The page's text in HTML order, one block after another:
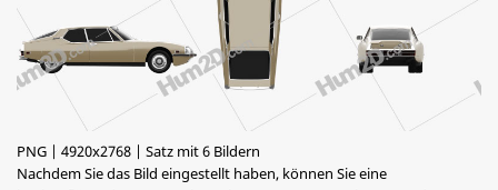
PNG | 4920x2768 | Satz mit 6 Bildern
Nachdem Sie das Bild eingestellt haben, können Sie eine